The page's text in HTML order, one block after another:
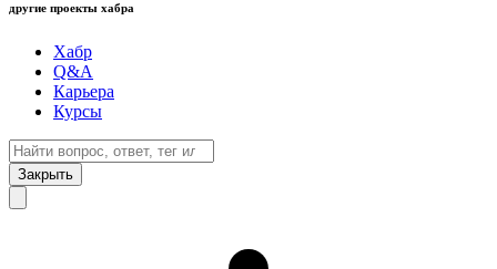
другие проекты хабра
Хабр
Q&A
Карьера
Курсы
Закрыть